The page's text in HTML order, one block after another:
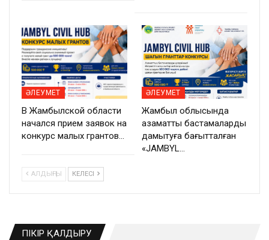
ӘЛЕУМЕТ
В Жамбылской области
начался прием заявок на
конкурс малых грантов…
ӘЛЕУМЕТ
Жамбыл облысында
азаматтық бастамаларды
дамытуға бағытталған
«JAMBYL…
АЛДЫҢҒЫ КЕЛЕСІ
ПІКІР ҚАЛДЫРУ